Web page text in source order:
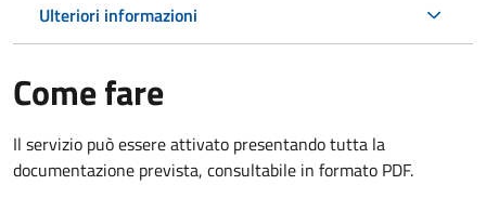
Ulteriori informazioni
Come fare
Il servizio può essere attivato presentando tutta la
documentazione prevista, consultabile in formato PDF.